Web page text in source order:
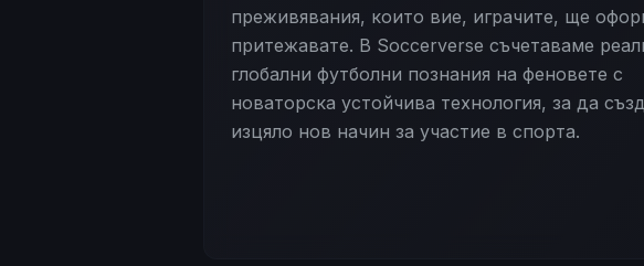
преживявания, които вие, играчите, ще
притежавате. В Soccerverse съчетаваме
глобални футболни познания на феновете с
новаторска устойчива технология, за да
изцяло нов начин за участие в спорта.